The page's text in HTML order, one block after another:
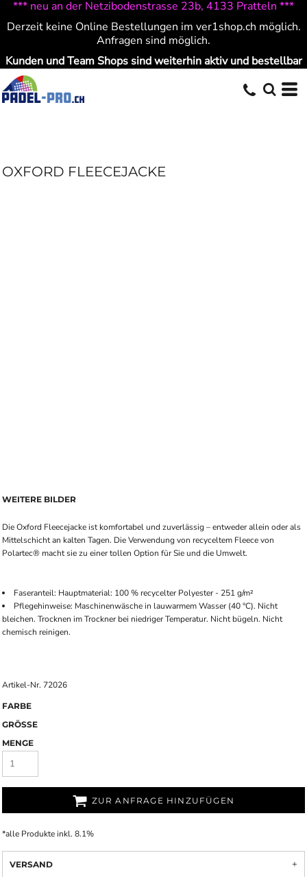
*** neu an der Netzibodenstrasse 23b, 4133 Pratteln ***
Derzeit keine Online Bestellungen im ver1shop.ch möglich.
Anfragen sind möglich.
Kunden und Team Shops sind weiterhin aktiv und bestellbar
OXFORD FLEECEJACKE
WEITERE BILDER
Die Oxford Fleecejacke ist komfortabel und zuverlässig – entweder allein oder als
Mittelschicht an kalten Tagen. Die Verwendung von recyceltem Fleece von
Polartec® macht sie zu einer tollen Option für Sie und die Umwelt.
Faseranteil: Hauptmaterial: 100 % recycelter Polyester - 251 g/m²
Pflegehinweise: Maschinenwäsche in lauwarmem Wasser (40 °C). Nicht
bleichen. Trocknen im Trockner bei niedriger Temperatur. Nicht bügeln. Nicht
chemisch reinigen.
Artikel-Nr. 72026
FARBE
GRÖSSE
MENGE
ZUR ANFRAGE HINZUFÜGEN
*alle Produkte inkl. 8.1%
VERSAND